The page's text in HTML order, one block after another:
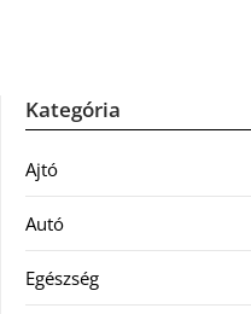
Kategória
Ajtó
Autó
Egészség